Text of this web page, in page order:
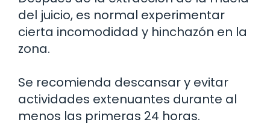
del juicio, es normal experimentar
cierta incomodidad y hinchazón en la
zona.
Se recomienda descansar y evitar
actividades extenuantes durante al
menos las primeras 24 horas.